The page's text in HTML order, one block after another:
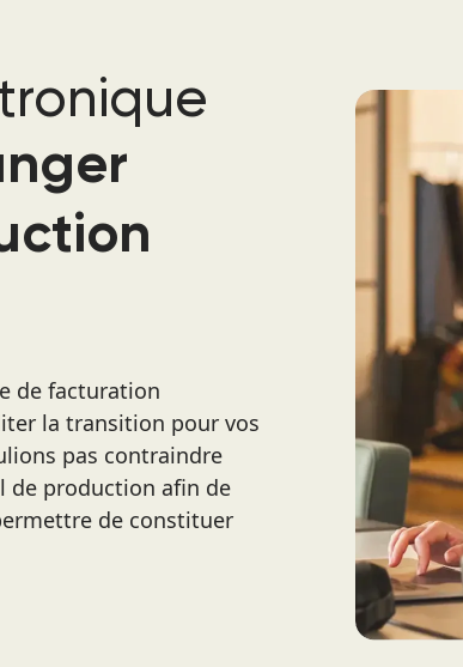
de facturation
la transition pour vos
pas contraindre
de production afin de
de constituer